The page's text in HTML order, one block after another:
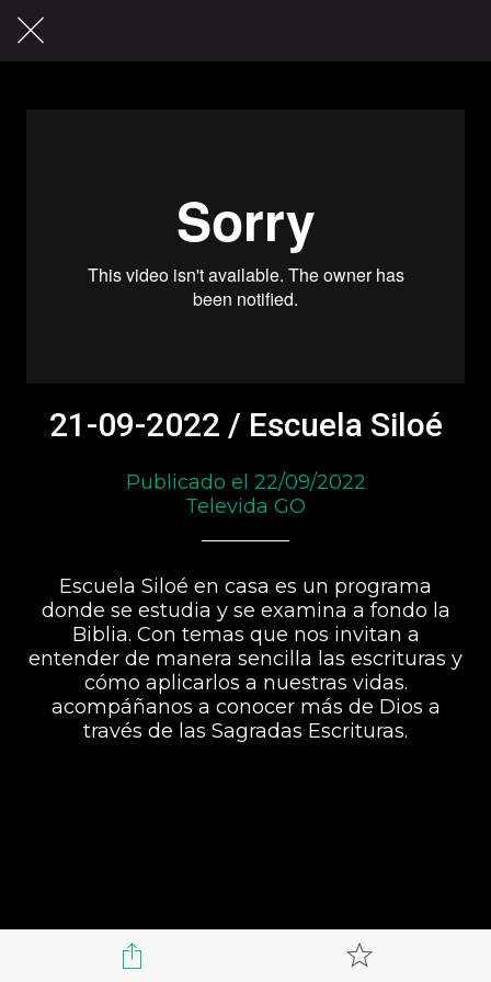
21-09-2022 / Escuela Siloé
Publicado el 22/09/2022
Televida GO
Escuela Siloé en casa es un programa
donde se estudia y se examina a fondo la
Biblia. Con temas que nos invitan a
entender de manera sencilla las escrituras y
cómo aplicarlos a nuestras vidas.
acompáñanos a conocer más de Dios a
través de las Sagradas Escrituras.